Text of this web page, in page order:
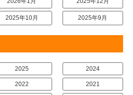
2025年10月 2025年9月
2025 2024
2022 2021